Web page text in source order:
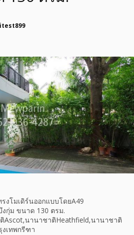
งโมเดิร์นออกแบบโดยA49
กุ่ม ขนาด 130 ตรม.
Ascot,นานาชาติHeathfield,นานาชาติ
งเทพกรีฑา